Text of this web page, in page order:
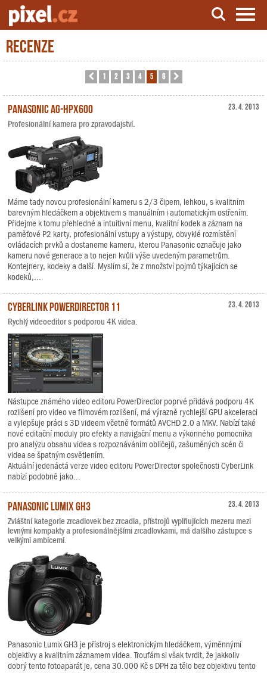
Server o natáčení a zpracování videa
Recenze
Předchozí
1 2 3 4 5 6
23. 4. 2013
Panasonic AG-HPX600
Profesionální kamera pro zpravodajství.
Máme tady novou profesionální kameru s 2/3 čipem, lehkou, s kvalitním
barevným hledáčkem a objektivem s manuálním i automatickým ostřením.
Přidejme k tomu přehledné a intuitivní menu, kvalitní kodek a záznam na
paměťové P2 karty, profesionální vstupy a výstupy, obvyklé rozmístění
ovládacích prvků a dostaneme kameru, kterou Panasonic označuje jako
kameru nové generace a to nejen kvůli výše uvedeným parametrům.
Kontejnery, kodeky a další. Myslím si, že z množství pojmů týkajících se
kodeků,...
23. 4. 2013
CyberLink PowerDirector 11
Rychlý videoeditor s podporou 4K videa.
Nástupce známého video editoru PowerDirector poprvé přidává podporu 4K
rozlišení pro video ve filmovém rozlišení, má výrazně rychlejší GPU akceleraci
a vylepšuje práci s 3D videem včetně formátů AVCHD 2.0 a MKV. Nabízí také
nové editační moduly pro efekty a navigační menu a výkonného pomocníka
pro analýzu obsahu videa s rozpoznáváním obličejů, zašuměných scén či
videa se špatným osvětlením.
Aktuální jedenáctá verze video editoru PowerDirector společnosti CyberLink
nabízí podobně jako...
23. 4. 2013
Panasonic Lumix GH3
Zvláštní kategorie zrcadlovek bez zrcadla, přístrojů vyplňujících mezeru mezi
levnými kompakty a profesionálnějšími zrcadlovkami, má dalšího zástupce s
velkými ambicemi.
Panasonic Lumix GH3 je přístroj s elektronickým hledáčkem, výměnnými
objektivy a kvalitním záznamem videa. Troufám si však tvrdit, že jakkoliv
dobrý tento fotoaparát je, cena 30.000 Kč s DPH za tělo bez objektivu tento